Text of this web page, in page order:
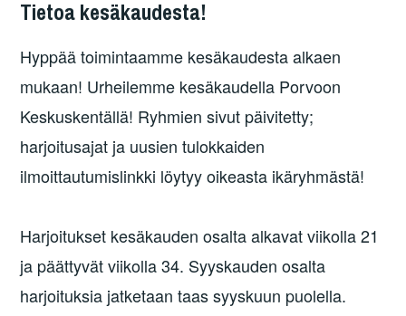
Tietoa kesäkaudesta!
Hyppää toimintaamme kesäkaudesta alkaen
mukaan! Urheilemme kesäkaudella Porvoon
Keskuskentällä! Ryhmien sivut päivitetty;
harjoitusajat ja uusien tulokkaiden
ilmoittautumislinkki löytyy oikeasta ikäryhmästä!
Harjoitukset kesäkauden osalta alkavat viikolla 21
ja päättyvät viikolla 34. Syyskauden osalta
harjoituksia jatketaan taas syyskuun puolella.